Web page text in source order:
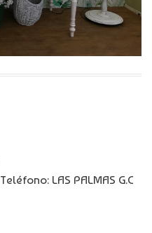
Teléfono: LAS PALMAS G.C